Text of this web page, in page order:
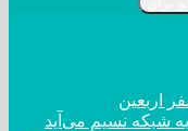
شبکه نسیم می‌آید